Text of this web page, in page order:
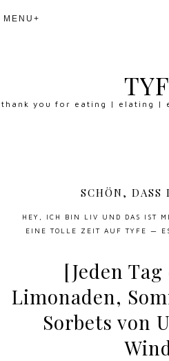
thank you for eating | elating |
SCHÖN, DASS
HEY, ICH BIN LIV UND DAS IST
EINE TOLLE ZEIT AUF TYFE —
[Jeden
Limonaden,
Sorbets von